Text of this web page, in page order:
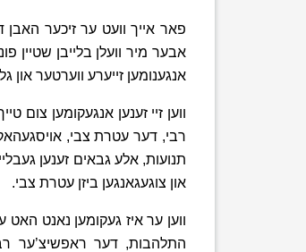
פאר אייך וועט ער זיכער האבן
אבער מיר וועלן בלייבן שטיין
אנגענומען זייערע ווערטער און
ווען זיי זענען אנגעקומען צום
רבי, דער עטרת צבי,
תנועות, אלע גבאים זענען
און צוגעגאנגען ביזן עטרת צבי.
ווען ער איז געקומען נאנט האט
התלהבות, דער ראפשיצ’ער